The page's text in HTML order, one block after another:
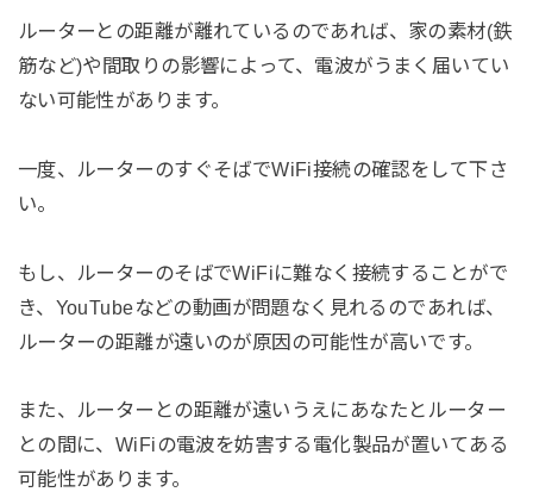
ルーターとの距離が離れているのであれば、家の素材(鉄
筋など)や間取りの影響によって、電波がうまく届いてい
ない可能性があります。
一度、ルーターのすぐそばでWiFi接続の確認をして下さ
い。
もし、ルーターのそばでWiFiに難なく接続することがで
き、YouTubeなどの動画が問題なく見れるのであれば、
ルーターの距離が遠いのが原因の可能性が高いです。
また、ルーターとの距離が遠いうえにあなたとルーター
との間に、WiFiの電波を妨害する電化製品が置いてある
可能性があります。